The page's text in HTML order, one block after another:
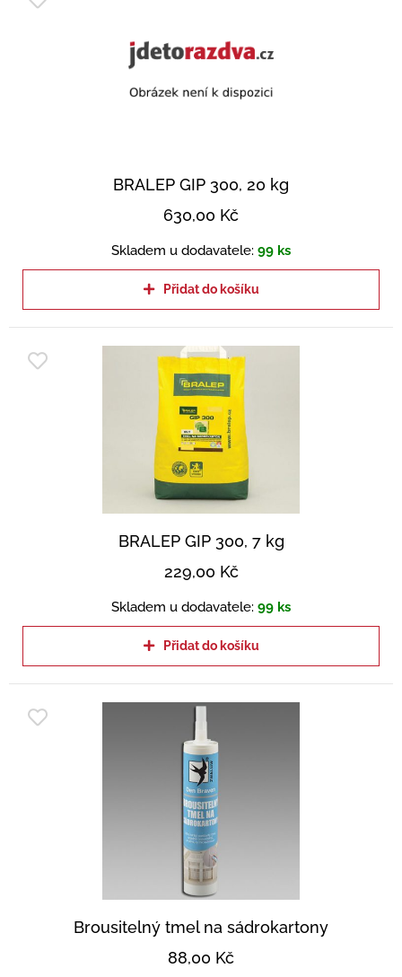
BRALEP GIP 300, 20 kg
630,00 Kč
Skladem u dodavatele: 99 ks
Přidat do košíku
BRALEP GIP 300, 7 kg
229,00 Kč
Skladem u dodavatele: 99 ks
Přidat do košíku
Brousitelný tmel na sádrokartony
88,00 Kč